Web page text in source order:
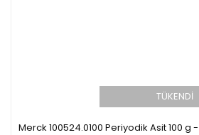
TÜKENDİ
Merck 100524.0100 Periyodik Asit 100